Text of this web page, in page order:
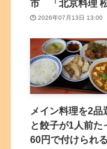
市 「北京料理 松
2026年07月13日 13:00
メイン料理を2品
と餃子が1人前た
60円で付けられ